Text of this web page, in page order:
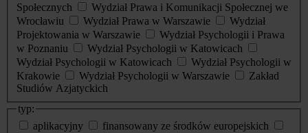
Społecznych
Wydział Prawa i Komunikacji Społecznej we
Wrocławiu
Wydział Prawa w Warszawie
Wydział
Projektowania w Warszawie
Wydział Psychologii i Prawa
w Poznaniu
Wydział Psychologii w Katowicach
Wydział Psychologii w Katowicach
Wydział Psychologii w
Krakowie
Wydział Psychologii w Warszawie
Zakład
Studiów Azjatyckich
typ:
aplikacyjny
finansowany ze środków europejskich